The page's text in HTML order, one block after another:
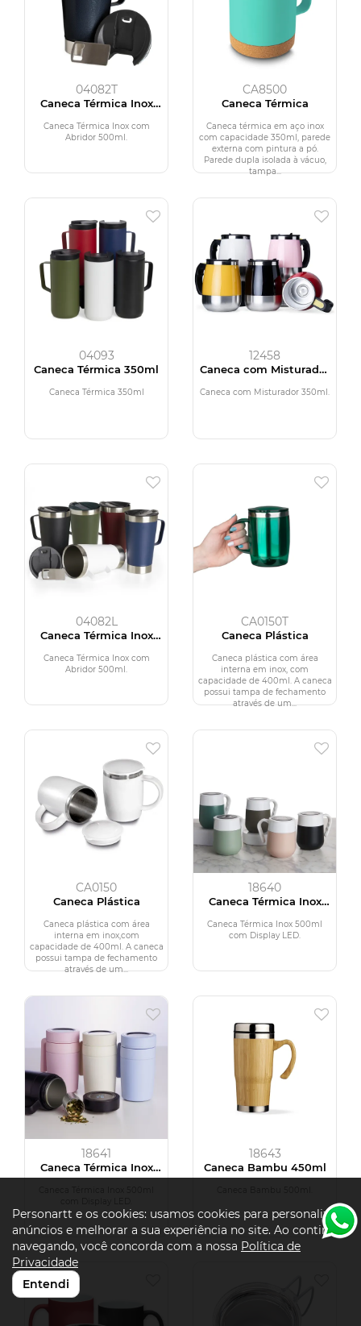
04082T
Caneca Térmica Inox
Caneca Térmica Inox com
Abridor 500ml.
CA8500
Caneca Térmica
Caneca térmica em aço inox
com capacidade 350ml, parede
externa com pintura a pó.
Parede dupla isolada à vácuo,
tampa...
04093
Caneca Térmica 350ml
Caneca Térmica 350ml
12458
Caneca com Misturador
Caneca com Misturador 350ml.
04082L
Caneca Térmica Inox
Caneca Térmica Inox com
Abridor 500ml.
CA0150T
Caneca Plástica
Caneca plástica com área
interna em inox, com
capacidade de 400ml. A caneca
possui tampa de fechamento
através de um...
CA0150
Caneca Plástica
Caneca plástica com área
interna em inox,com
capacidade de 400ml. A caneca
possui tampa de fechamento
através de um...
18640
Caneca Térmica Inox
Caneca Térmica Inox 500ml
com Display LED.
18641
Caneca Térmica Inox
500ml com Display LED
18643
Caneca Bambu 450ml
Personartt e os cookies: usamos cookies para personalizar
anúncios e melhorar a sua experiência no site. Ao continuar
navegando, você concorda com a nossa Política de
Privacidade
Entendi